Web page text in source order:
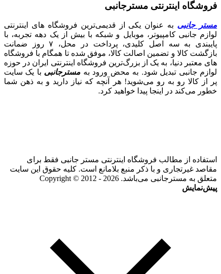
فروشگاه اینترنتی مسترجانبی
مستر جانبی به عنوان یکی از قدیمی‌ترین فروشگاه های اینترنتی
لوازم جانبی کامپیوتر، موبایل و شبکه با بیش از یک دهه تجربه، با
پایبندی به سه اصل کلیدی، پرداخت در محل، ۷ روز ضمانت
بازگشت کالا و تضمین اصالت کالا، موفق شده تا همگام با فروشگاه‌
های معتبر دنیا، به یک از بزرگ‌ترین فروشگاه اینترنتی ایران در حوزه
لوازم جانبی تبدیل شود. به محض ورود به مسترجانبی با یک سایت
پر از کالا رو به رو می‌شوید! هر آنچه که نیاز دارید و به ذهن شما
خطور می‌کند در اینجا پیدا خواهید کرد.
استفاده از مطالب فروشگاه اینترنتی مستر جانبی فقط برای
مقاصد غیرتجاری و با ذکر منبع بلامانع است. کلیه حقوق این سایت
متعلق به مسترجانبی می‌باشد. Copyright © 2012 - 2026
پیش‌نمایش